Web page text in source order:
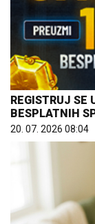
REGISTRUJ SE
BESPLATNIH
20. 07. 2026 08:04